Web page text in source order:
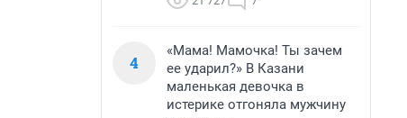
4
«Мама! Мамочка! Ты зачем
ее ударил?» В Казани
маленькая девочка в
истерике отгоняла мужчину